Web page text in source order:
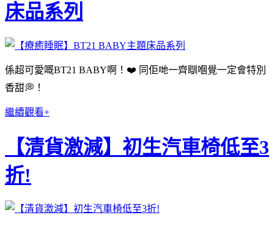
床品系列
係超可愛嘅BT21 BABY啊！❤️ 同佢哋一齊瞓嗰覺一定會特別
香甜💭！
繼續觀看+
【清貨激減】初生汽車椅低至3
折!